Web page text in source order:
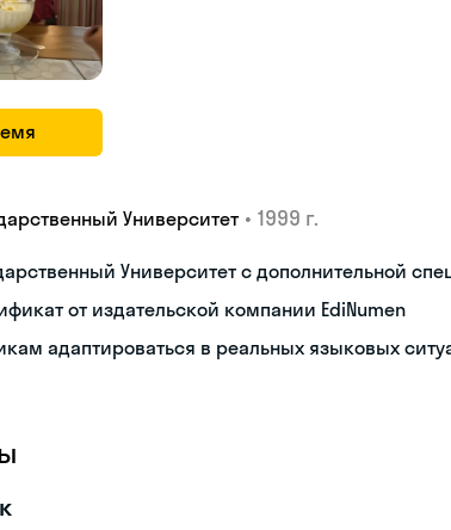
Университет • 1999 г.
Университет с дополнительной
от издательской компании EdiNumen
адаптироваться в реальных языковых